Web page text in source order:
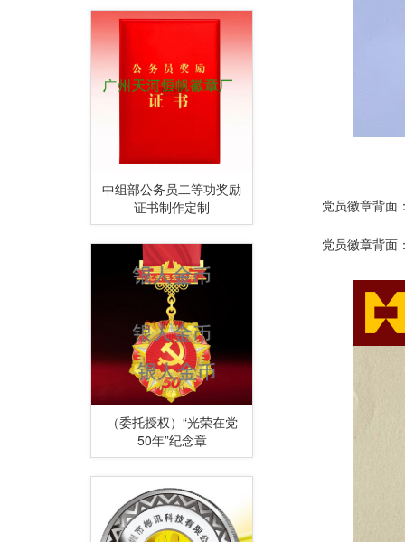
中组部公务员二等功奖励
证书制作定制
（委托授权）“光荣在党
50年”纪念章
党员徽章背面：标
党员徽章背面：标